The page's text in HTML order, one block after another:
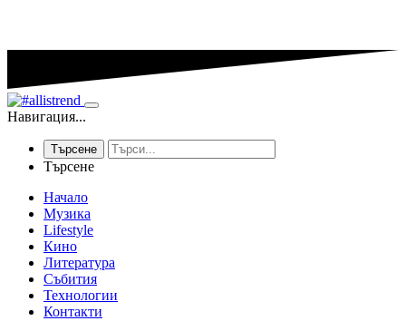
Навигация...
Търсене
Търсене
Начало
Музика
Lifestyle
Кино
Литература
Събития
Технологии
Контакти